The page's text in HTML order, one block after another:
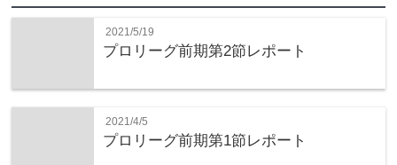
2021/5/19
プロリーグ前期第2節レポート
2021/4/5
プロリーグ前期第1節レポート